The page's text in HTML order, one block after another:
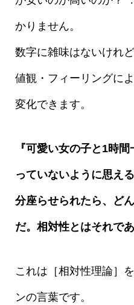
かりません。
数字に雑味はないけれ
値観・フィーリングに
変化できます。
『可愛い女の子と1時
っていないように思え
分座らせられたら、ど
だ。相対性とはそれであ
これは［相対性理論］
ンの言葉です。